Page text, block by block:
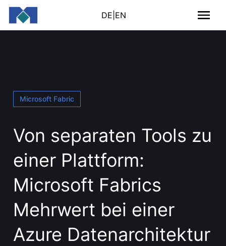
DE EN
Microsoft Fabric
Von separaten Tools zu
einer Plattform:
Microsoft Fabrics
Mehrwert bei einer
Azure Datenarchitektur